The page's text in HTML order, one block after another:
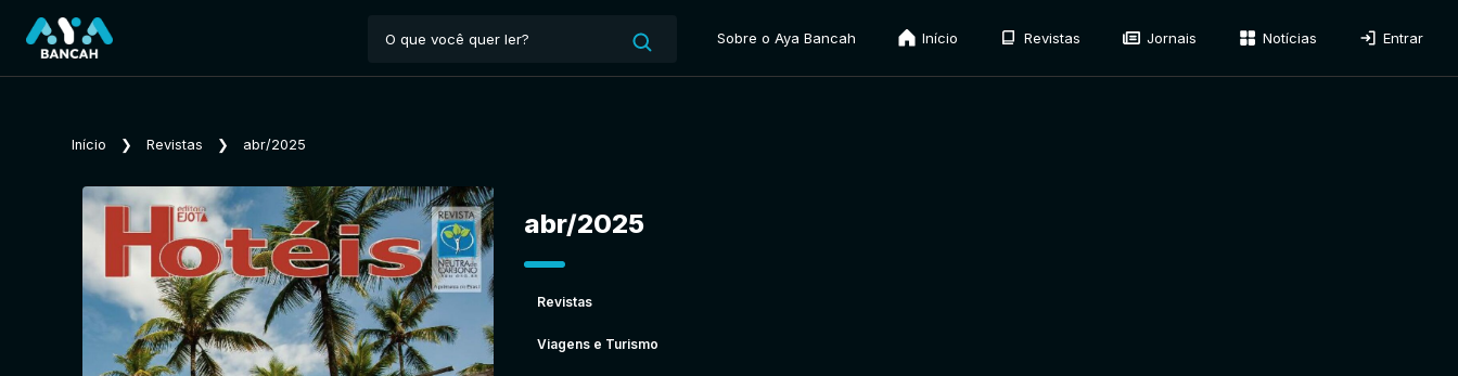
Sobre o Aya Bancah Início Revistas Jornais Notícias Entrar
Início ❯ Revistas ❯ abr/2025
abr/2025
Revistas
Viagens e Turismo